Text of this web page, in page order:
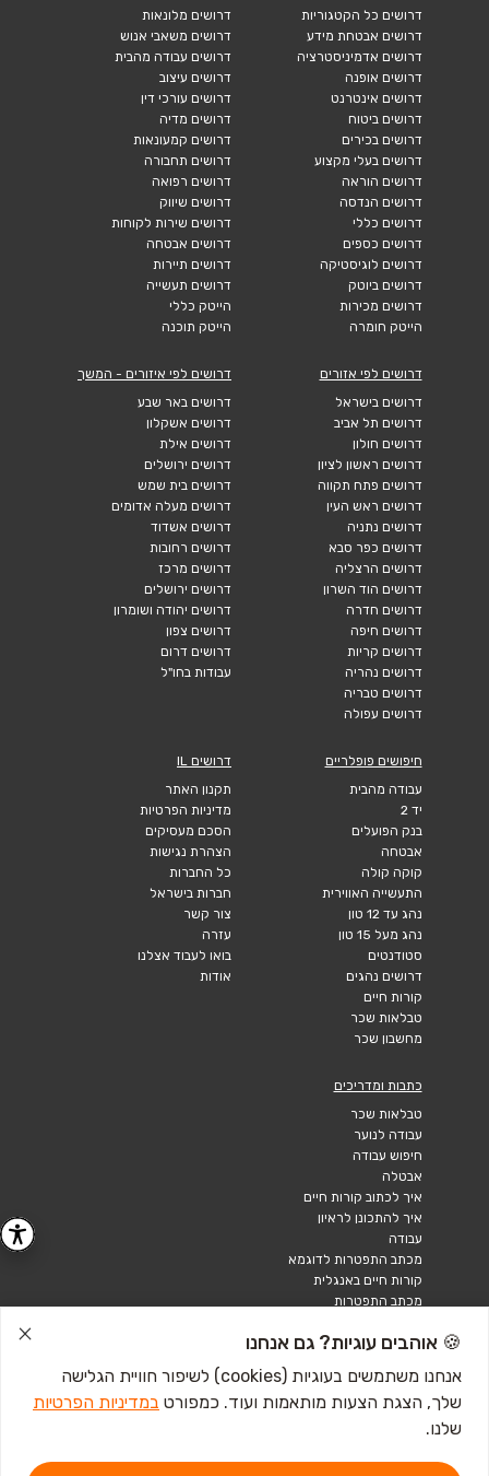
דרושים כל הקטגוריות
דרושים אבטחת מידע
דרושים אדמיניסטרציה
דרושים אופנה
דרושים אינטרנט
דרושים ביטוח
דרושים בכירים
דרושים בעלי מקצוע
דרושים הוראה
דרושים הנדסה
דרושים כללי
דרושים כספים
דרושים לוגיסטיקה
דרושים ביוטק
דרושים מכירות
הייטק חומרה
דרושים מלונאות
דרושים משאבי אנוש
דרושים עבודה מהבית
דרושים עיצוב
דרושים עורכי דין
דרושים מדיה
דרושים קמעונאות
דרושים תחבורה
דרושים רפואה
דרושים שיווק
דרושים שירות לקוחות
דרושים אבטחה
דרושים תיירות
דרושים תעשייה
הייטק כללי
הייטק תוכנה
דרושים לפי אזורים
דרושים בישראל
דרושים תל אביב
דרושים חולון
דרושים ראשון לציון
דרושים פתח תקווה
דרושים ראש העין
דרושים נתניה
דרושים כפר סבא
דרושים הרצליה
דרושים הוד השרון
דרושים חדרה
דרושים חיפה
דרושים קריות
דרושים נהריה
דרושים טבריה
דרושים עפולה
דרושים לפי איזורים - המשך
דרושים באר שבע
דרושים אשקלון
דרושים אילת
דרושים ירושלים
דרושים בית שמש
דרושים מעלה אדומים
דרושים אשדוד
דרושים רחובות
דרושים מרכז
דרושים ירושלים
דרושים יהודה ושומרון
דרושים צפון
דרושים דרום
עבודות בחו"ל
חיפושים פופלריים
עבודה מהבית
יד 2
בנק הפועלים
אבטחה
קוקה קולה
התעשייה האווירית
נהג עד 12 טון
נהג מעל 15 טון
סטודנטים
דרושים נהגים
קורות חיים
טבלאות שכר
מחשבון שכר
דרושים IL
תקנון האתר
מדיניות הפרטיות
הסכם מעסיקים
הצהרת נגישות
כל החברות
חברות בישראל
צור קשר
עזרה
בואו לעבוד אצלנו
אודות
כתבות ומדריכים
טבלאות שכר
עבודה לנוער
חיפוש עבודה
אבטלה
איך לכתוב קורות חיים
איך להתכונן לראיון
עבודה
מכתב התפטרות לדוגמא
קורות חיים באנגלית
מכתב התפטרות
🍪 אוהבים עוגיות? גם אנחנו
אנחנו משתמשים בעוגיות (cookies) לשיפור חוויית הגלישה
שלך, הצגת הצעות מותאמות ועוד. כמפורט במדיניות הפרטיות
שלנו.